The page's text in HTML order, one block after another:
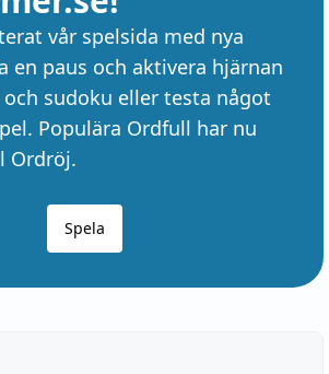
vår spelsida med nya
en paus och aktivera hjärnan
sudoku eller testa något
Populära Ordfull har nu
Ordröj.
Spela